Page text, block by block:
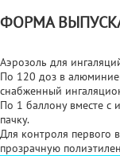
ФОРМА
Аэрозоль для
По 120 доз в
снабженный
По 1 баллону вместе с
пачку.
Для контроля первого
прозрачную